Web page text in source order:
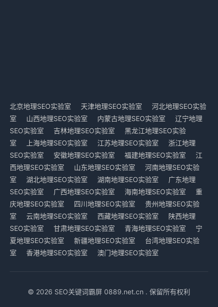
北京地理SEO实验室 天津地理SEO实验室
河北地理SEO实验
室
山西地理SEO实验室 内蒙古地理SEO实验室
辽宁地理
SEO实验室
吉林地理SEO实验室
黑龙江地理SEO实验
室
上海地理SEO实验室 江苏地理SEO实验室
浙江地理
SEO实验室
安徽地理SEO实验室 福建地理SEO实验室
江
西地理SEO实验室
山东地理SEO实验室
河南地理SEO实验
室
湖北地理SEO实验室 湖南地理SEO实验室
广东地理
SEO实验室
广西地理SEO实验室 海南地理SEO实验室
重
庆地理SEO实验室
四川地理SEO实验室
贵州地理SEO实验
室
云南地理SEO实验室 西藏地理SEO实验室
陕西地理
SEO实验室
甘肃地理SEO实验室 青海地理SEO实验室
宁
夏地理SEO实验室
新疆地理SEO实验室
台湾地理SEO实验
室
香港地理SEO实验室 澳门地理SEO实验室
© 2026 SEO关键词霸屏 0889.net.cn . 保留所有权利